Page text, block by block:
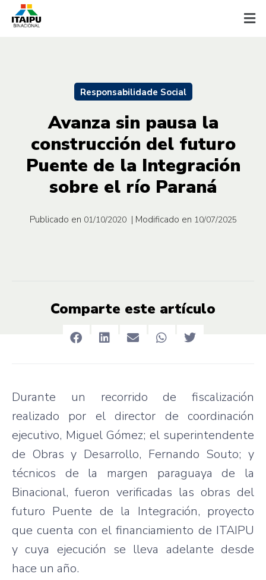
Responsabilidade Social
Avanza sin pausa la
construcción del futuro
Puente de la Integración
sobre el río Paraná
Publicado en 01/10/2020 | Modificado en 10/07/2025
Comparte este artículo
Durante un recorrido de fiscalización
realizado por el director de coordinación
ejecutivo, Miguel Gómez; el superintendente
de Obras y Desarrollo, Fernando Souto; y
técnicos de la margen paraguaya de la
Binacional, fueron verificadas las obras del
futuro Puente de la Integración, proyecto
que cuenta con el financiamiento de ITAIPU
y cuya ejecución se lleva adelante desde
hace un año.